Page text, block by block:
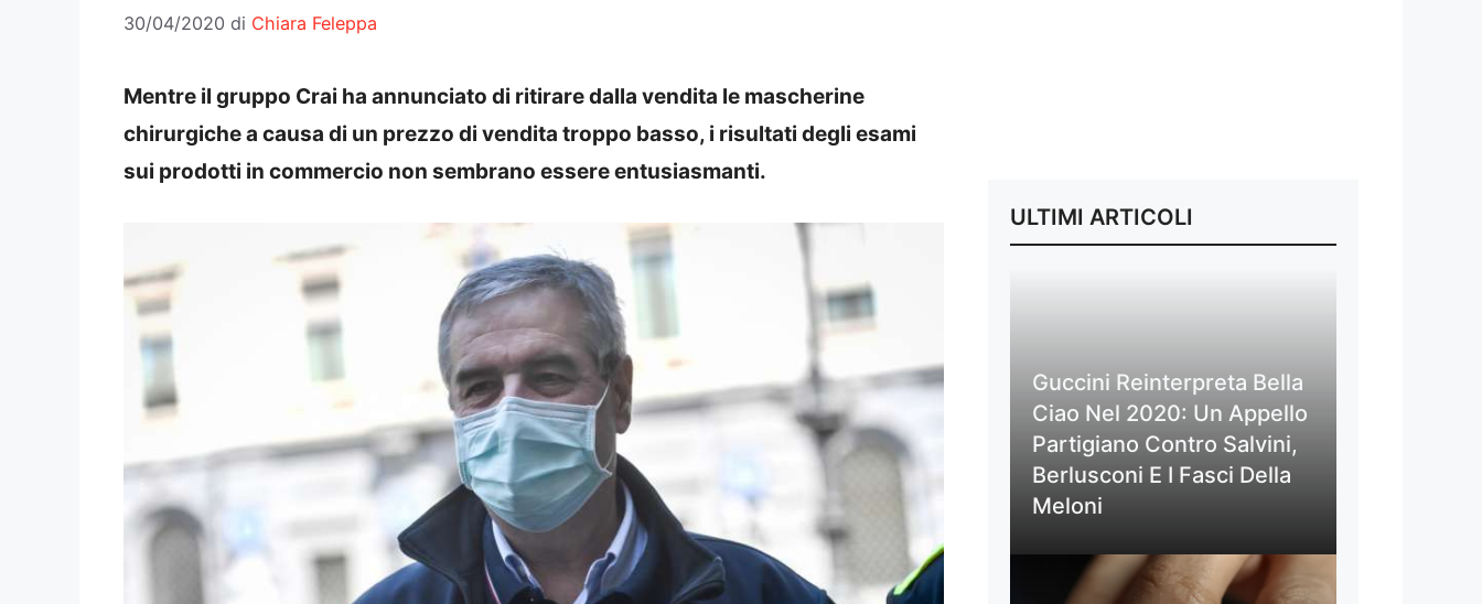
30/04/2020 di Chiara Feleppa
Mentre il gruppo Crai ha annunciato di ritirare dalla vendita le mascherine
chirurgiche a causa di un prezzo di vendita troppo basso, i risultati degli esami
sui prodotti in commercio non sembrano essere entusiasmanti.
ULTIMI ARTICOLI
Guccini Reinterpreta Bella
Ciao Nel 2020: Un Appello
Partigiano Contro Salvini,
Berlusconi E I Fasci Della
Meloni